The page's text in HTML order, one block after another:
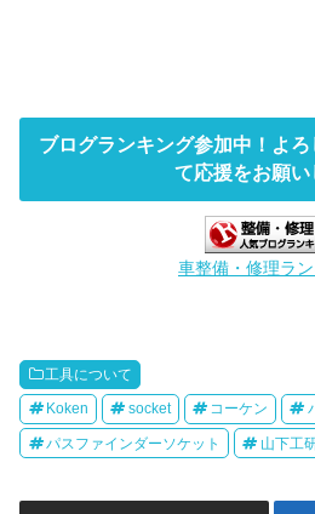
ブログランキング参加中！よ
て応援をお願い
車整備・修理ラ
工具について
Koken socket コーケン
パスファインダーソケット 山下工